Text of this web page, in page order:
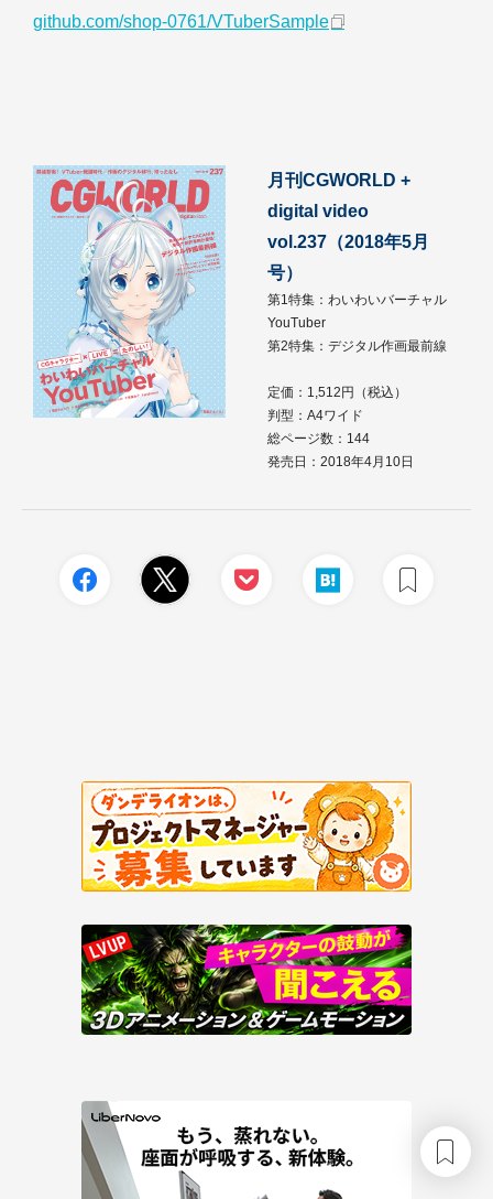
github.com/shop-0761/VTuberSample
月刊CGWORLD +
digital video
vol.237（2018年5月
号）
第1特集：わいわいバーチャル
YouTuber
第2特集：デジタル作画最前線
定価：1,512円（税込）
判型：A4ワイド
総ページ数：144
発売日：2018年4月10日